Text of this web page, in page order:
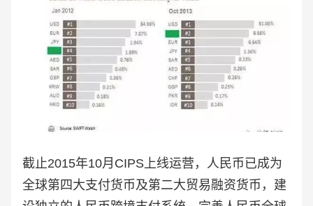
截止2015年10月CIPS上线运营，人民币已成为
全球第四大支付货币及第二大贸易融资货币，建